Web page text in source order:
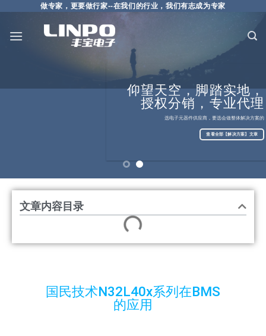
做专家，更要做行家--在我们的行业，我们有志成为专家
科技美好生活，创新
仰望天空，脚踏实地，
授权分销，专业代理
选电子元器件供应商，要选会做整体解决方案的
查看全部【解决方案】文章
文章内容目录
国民技术N32L40x系列在BMS
的应用